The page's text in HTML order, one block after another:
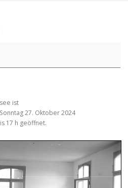
ist
27. Oktober 2024
17 h geöffnet.